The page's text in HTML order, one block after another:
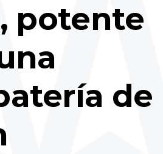
potente
de